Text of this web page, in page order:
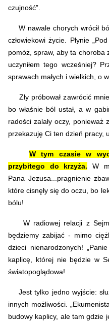
czujność”.
W nawale chorych wrócił
człowiekowi życie. Płynie
pomóż, spraw, aby ta choroba
uczyniłem tego wcześniej?
sprawach małych i wielkich, o
Zły próbował zawrócić
bo właśnie ból ustał, a w
radości zalały oczy, ponieważ
przekazuję Ci ten dzień pracy,
W tym czasie w
przybitego do krzyża. W
Pana Jezusa...pragnienie
które cisnęły się do oczu, bo
bólu!
W radiowej relacji z
będziemy zabijać - mimo
dzieci nienarodzonych!
kaplicę, której nie będzie w
światopoglądowa!
Jest tylko jedno wyjście:
innych możliwości.
budowy kaplicy, ale tam gdzie